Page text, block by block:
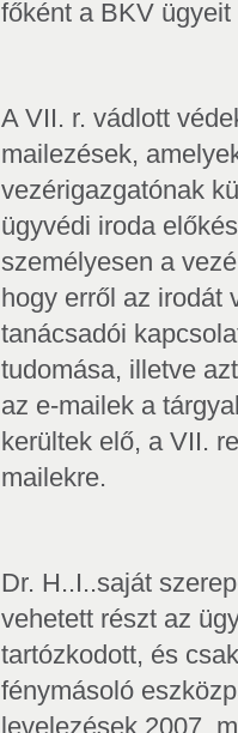
főként a BKV ügyeit
A VII. r. vádlott
mailezések,
vezérigazgatónak
ügyvédi iroda
személyesen a
hogy erről az irodát
tanácsadói
tudomása, illetve
az e-mailek a
kerültek elő, a VII.
mailekre.
Dr. H..I..saját
vehetett részt az
tartózkodott, és
fénymásoló
levelezések 2007.